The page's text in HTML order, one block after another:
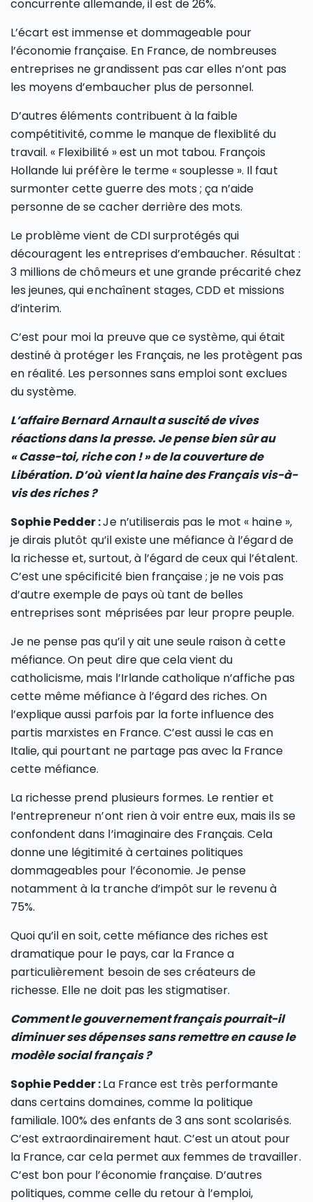
concurrente allemande, il est de 26%.
L’écart est immense et dommageable pour
l’économie française. En France, de nombreuses
entreprises ne grandissent pas car elles n’ont pas
les moyens d’embaucher plus de personnel.
D’autres éléments contribuent à la faible
compétitivité, comme le manque de flexiblité du
travail. « Flexibilité » est un mot tabou. François
Hollande lui préfère le terme « souplesse ». Il faut
surmonter cette guerre des mots ; ça n’aide
personne de se cacher derrière des mots.
Le problème vient de CDI surprotégés qui
découragent les entreprises d’embaucher. Résultat :
3 millions de chômeurs et une grande précarité chez
les jeunes, qui enchaînent stages, CDD et missions
d’interim.
C’est pour moi la preuve que ce système, qui était
destiné à protéger les Français, ne les protègent pas
en réalité. Les personnes sans emploi sont exclues
du système.
L’affaire Bernard Arnault a suscité de vives
réactions dans la presse. Je pense bien sûr au
« Casse-toi, riche con ! » de la couverture de
Libération. D’où vient la haine des Français vis-à-
vis des riches ?
Sophie Pedder :Je n’utiliserais pas le mot « haine »,
je dirais plutôt qu’il existe une méfiance à l’égard de
la richesse et, surtout, à l’égard de ceux qui l’étalent.
C’est une spécificité bien française ; je ne vois pas
d’autre exemple de pays où tant de belles
entreprises sont méprisées par leur propre peuple.
Je ne pense pas qu’il y ait une seule raison à cette
méfiance. On peut dire que cela vient du
catholicisme, mais l’Irlande catholique n’affiche pas
cette même méfiance à l’égard des riches. On
l’explique aussi parfois par la forte influence des
partis marxistes en France. C’est aussi le cas en
Italie, qui pourtant ne partage pas avec la France
cette méfiance.
La richesse prend plusieurs formes. Le rentier et
l’entrepreneur n’ont rien à voir entre eux, mais ils se
confondent dans l’imaginaire des Français. Cela
donne une légitimité à certaines politiques
dommageables pour l’économie. Je pense
notamment à la tranche d’impôt sur le revenu à
75%.
Quoi qu’il en soit, cette méfiance des riches est
dramatique pour le pays, car la France a
particulièrement besoin de ses créateurs de
richesse. Elle ne doit pas les stigmatiser.
Comment le gouvernement français pourrait-il
diminuer ses dépenses sans remettre en cause le
modèle social français ?
Sophie Pedder :La France est très performante
dans certains domaines, comme la politique
familiale. 100% des enfants de 3 ans sont scolarisés.
C’est extraordinairement haut. C’est un atout pour
la France, car cela permet aux femmes de travailler.
C’est bon pour l’économie française. D’autres
politiques, comme celle du retour à l’emploi,